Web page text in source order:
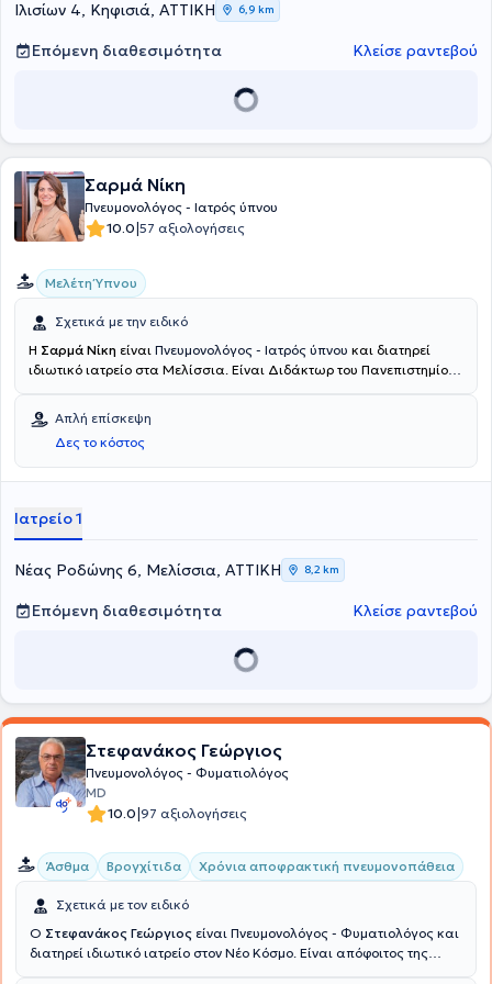
Ιλισίων 4, Κηφισιά, ΑΤΤΙΚΗ 6,9 km
Επόμενη διαθεσιμότητα Κλείσε ραντεβού
Σαρμά Νίκη
Πνευμονολόγος - Ιατρός ύπνου
10.0|57 αξιολογήσεις
Μελέτη Ύπνου
Σχετικά με την ειδικό
Η Σαρμά Νίκη είναι Πνευμονολόγος - Ιατρός ύπνου και διατηρεί
ιδιωτικό ιατρείο στα Μελίσσια. Είναι Διδάκτωρ του Πανεπιστημίου
Εθνικού και Καποδιστριακού Πανεπιστημίου Αθηνών. Η γιατρός έχει
ειδικευθεί στην Πνευμονολογία σε μεγάλα Νοσοκομεία της Ελλάδας
και της Γερμανίας, όπως στο Γενικό Νοσοκομείο Νοσημάτων
Θώρακος Αθηνών "Σωτηρία", στα Νοσοκομεία "Fachkrankenhaus
Αμβούργου. Επιπλέον, Εξειδικεύθηκε στην "Ιατρικη του ύπνου" στο
Ιατρείο ύπνου του Πανεπιστημιακού Νοσοκομείου του Αμβουργου
"Alsterpneumologie". Μέχρι και σήμερα είναι Εξωτερικός
συνεργάτης της Δ' Πνευμονολογικής Κλινικής του "Ερρίκος Ντυνάν"
Hospital Center.
Απλή επίσκεψη
Δες το κόστος
Ιατρείο 1
Νέας Ροδώνης 6, Μελίσσια, ΑΤΤΙΚΗ 8,2 km
Επόμενη διαθεσιμότητα Κλείσε ραντεβού
Στεφανάκος Γεώργιος
Πνευμονολόγος - Φυματιολόγος
MD
10.0|97 αξιολογήσεις
Άσθμα Βρογχίτιδα Χρόνια αποφρακτική πνευμονοπάθεια
Σχετικά με τον ειδικό
Ο Στεφανάκος Γεώργιος είναι Πνευμονολόγος - Φυματιολόγος και
διατηρεί ιδιωτικό ιατρείο στον Νέο Κόσμο. Είναι απόφοιτος της